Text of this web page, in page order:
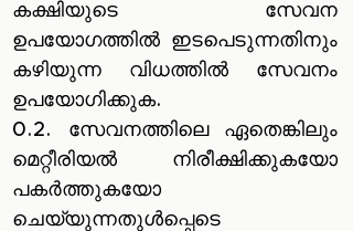
കക്ഷിയുടെ സേവന
ഉപയോഗത്തിൽ‌ ഇടപെടുന്നതിനും
കഴിയുന്ന വിധത്തിൽ‌ സേവനം
ഉപയോഗിക്കുക.
0.2. സേവനത്തിലെ ഏതെങ്കിലും
മെറ്റീരിയൽ നിരീക്ഷിക്കുകയോ
പകർത്തുകയോ
ചെയ്യുന്നതുൾപ്പെടെ